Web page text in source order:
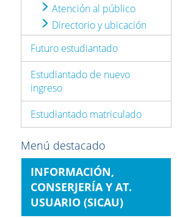
Atención al público
Directorio y ubicación
Futuro estudiantado
Estudiantado de nuevo
ingreso
Estudiantado matriculado
Menú destacado
INFORMACIÓN,
CONSERJERÍA Y AT.
USUARIO (SICAU)